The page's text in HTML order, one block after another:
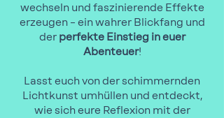
wechseln und faszinierende Effekte
erzeugen – ein wahrer Blickfang und
der perfekte Einstieg in euer
Abenteuer!
Lasst euch von der schimmernden
Lichtkunst umhüllen und entdeckt,
wie sich eure Reflexion mit der